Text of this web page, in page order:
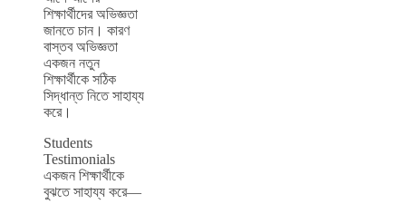
শিক্ষার্থীদের অভিজ্ঞতা
জানতে চান। কারণ
বাস্তব অভিজ্ঞতা
একজন নতুন
শিক্ষার্থীকে সঠিক
সিদ্ধান্ত নিতে সাহায্য
করে।
Students
Testimonials
একজন শিক্ষার্থীকে
বুঝতে সাহায্য করে—